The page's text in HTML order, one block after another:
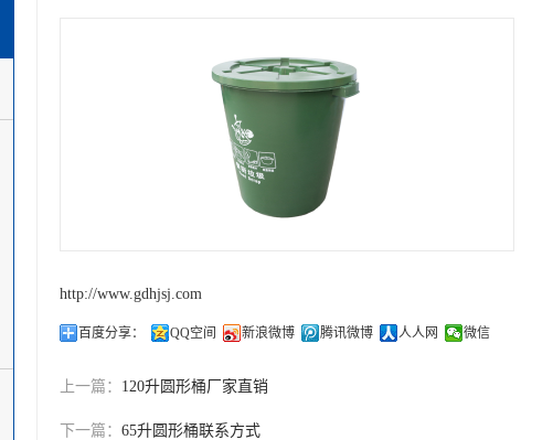
http://www.gdhjsj.com
百度分享： QQ空间 新浪微博 腾讯微博 人人网 微信
上一篇： 120升圆形桶厂家直销
下一篇： 65升圆形桶联系方式